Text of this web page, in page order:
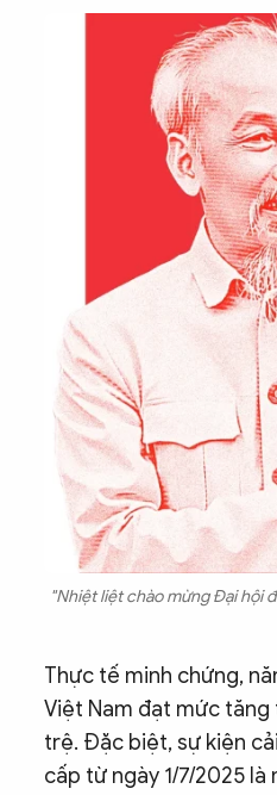
"Nhiệt liệt chào mừng Đại hội
Thực tế minh chứng,
Việt Nam đạt mức tăng
trệ. Đặc biệt, sự kiện
cấp từ ngày 1/7/2025